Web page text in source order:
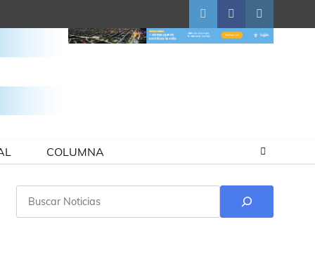
TwitterFacebookInstagram
COLUMNA